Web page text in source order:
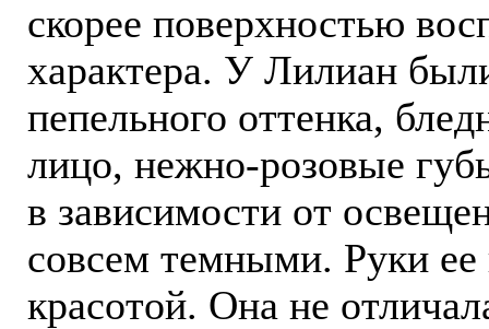
скорее поверхностью
характера. У Лилиан
пепельного оттенка,
лицо, нежно-розовые
в зависимости от
совсем темными. Руки
красотой. Она не